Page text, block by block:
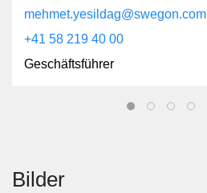
mehmet.yesildag@swegon.com
+41 58 219 40 00
Geschäftsführer
Bilder